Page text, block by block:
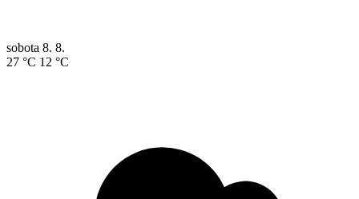
sobota 8. 8.
27 °C 12 °C